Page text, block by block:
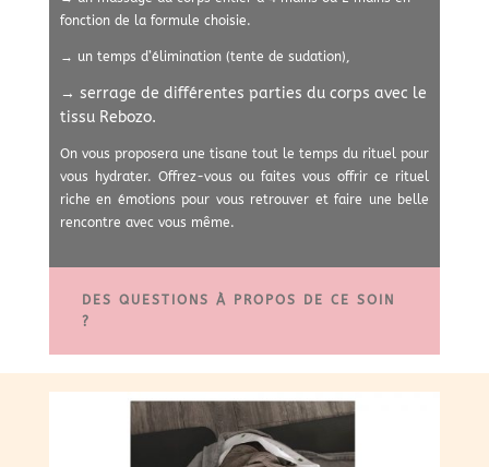
fonction de la formule choisie.
→ un temps d’élimination (tente de sudation),
→ serrage de différentes parties du corps avec le
tissu Rebozo.
On vous proposera une tisane tout le temps du rituel pour
vous hydrater. Offrez-vous ou faites vous offrir ce rituel
riche en émotions pour vous retrouver et faire une belle
rencontre avec vous même.
DES QUESTIONS À PROPOS DE CE SOIN
?